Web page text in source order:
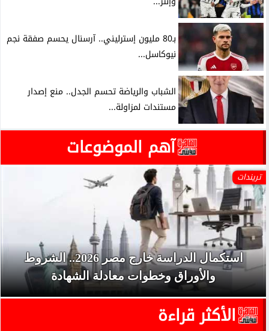
بـ80 مليون إسترليني.. آرسنال يحسم صفقة نجم
نيوكاسل...
الشباب والرياضة تحسم الجدل.. منع إصدار
مستندات لمزاولة...
آهم الموضوعات
تريندات
استكمال الدراسة خارج مصر 2026.. الشروط
والأوراق وخطوات معادلة الشهادة
الأكثر قراءة